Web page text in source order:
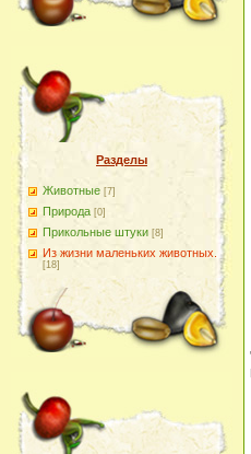
Разделы
Животные [7]
Природа [0]
Прикольные штуки [8]
Из жизни маленьких животных.
[18]